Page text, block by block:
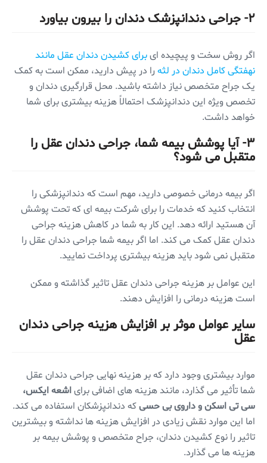
۲- جراحی دندانپزشک دندان را بیرون بیاورد
اگر روش سخت و پیچیده ایبرای کشیدن دندان عقل مانند
نهفتگی کامل دندان در لثهرا در پیش دارید، ممکن است به کمک
یک جراح متخصص نیاز داشته باشید. محل قرارگیری دندان و
تخصص ویژه این دندانپزشک احتمالاً هزینه بیشتری برای شما
خواهد داشت.
۳- آیا پوشش بیمه شما، جراحی دندان عقل را
متقبل می شود؟
اگر بیمه درمانی خصوصی دارید، مهم است که دندانپزشکی را
انتخاب کنید که خدمات را برای شرکت بیمه ای که تحت پوشش
آن هستید ارائه دهد. این کار به شما در کاهش هزینه جراحی
دندان عقل کمک می کند. اما اگر بیمه شما جراحی دندان عقل را
متقبل نمی شود باید هزینه بیشتری پرداخت نمایید.
این عوامل بر هزینه جراحی دندان عقل تاثیر گذاشته و ممکن
است هزینه درمانی را افزایش دهند.
سایر عوامل موثر بر افزایش هزینه جراحی دندان
عقل
موارد بیشتری وجود دارد که بر هزینه نهایی جراحی دندان عقل
شما تأثیر می گذارد، مانند هزینه های اضافی برایاشعه ایکس،
سی تی اسکن و داروی بی حسیکه دندانپزشکان استفاده می کند.
اما این موارد نقش زیادی در افزایش هزینه ها نداشته و بیشترین
تاثیر را نوع کشیدن دندان، جراح متخصص و پوشش بیمه بر
هزینه ها می گذارد.